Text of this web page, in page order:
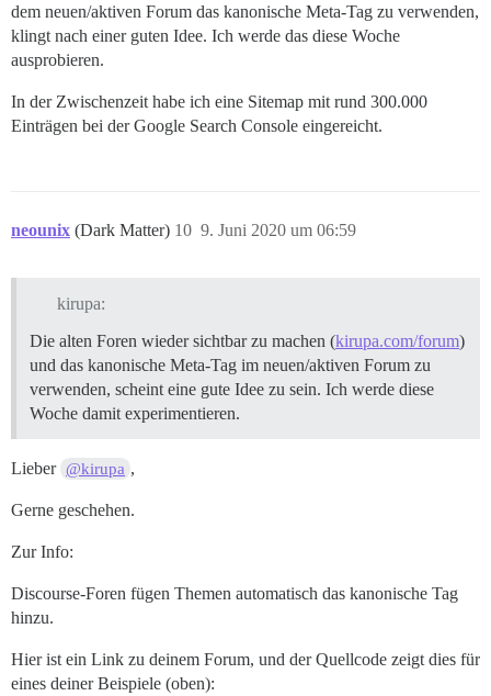
dem neuen/aktiven Forum das kanonische Meta-Tag zu verwenden,
klingt nach einer guten Idee. Ich werde das diese Woche
ausprobieren.
In der Zwischenzeit habe ich eine Sitemap mit rund 300.000
Einträgen bei der Google Search Console eingereicht.
neounix (Dark Matter) 9. Juni 2020 um 06:59
10
kirupa:
Die alten Foren wieder sichtbar zu machen (kirupa.com/forum)
und das kanonische Meta-Tag im neuen/aktiven Forum zu
verwenden, scheint eine gute Idee zu sein. Ich werde diese
Woche damit experimentieren.
Lieber @kirupa ,
Gerne geschehen.
Zur Info:
Discourse-Foren fügen Themen automatisch das kanonische Tag
hinzu.
Hier ist ein Link zu deinem Forum, und der Quellcode zeigt dies für
eines deiner Beispiele (oben):